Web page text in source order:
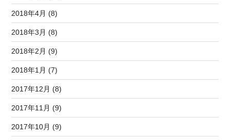
2018年4月 (8)
2018年3月 (8)
2018年2月 (9)
2018年1月 (7)
2017年12月 (8)
2017年11月 (9)
2017年10月 (9)